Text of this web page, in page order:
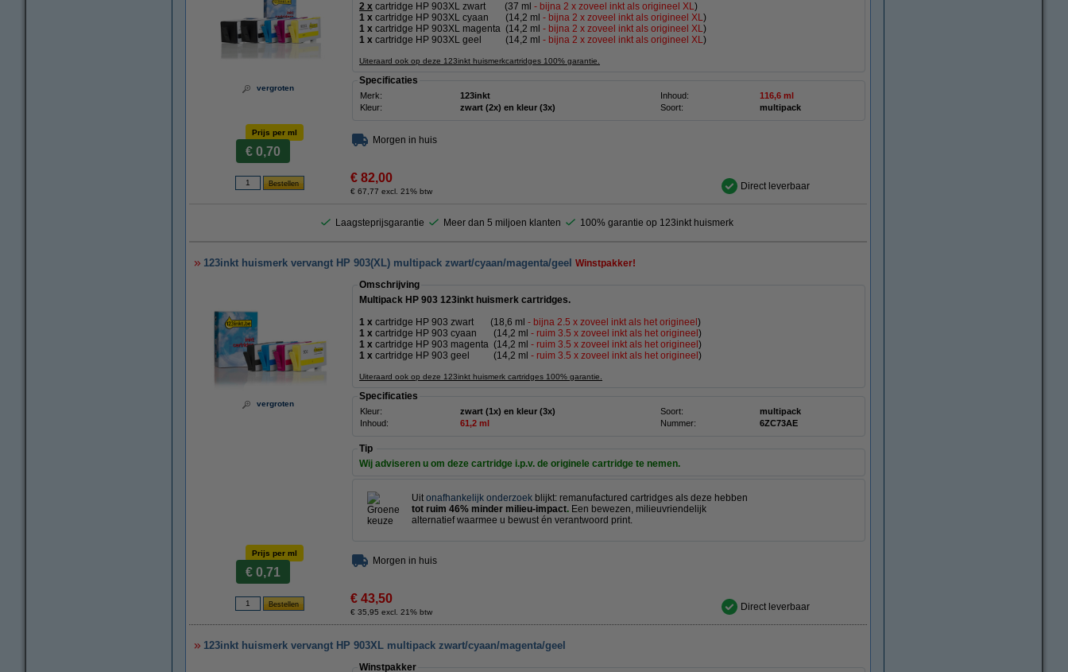
vergroten
2 x cartridge HP 903XL zwart (37 ml - bijna 2 x zoveel inkt als origineel XL)
1 x cartridge HP 903XL cyaan (14,2 ml - bijna 2 x zoveel inkt als origineel XL)
1 x cartridge HP 903XL magenta (14,2 ml - bijna 2 x zoveel inkt als origineel XL)
1 x cartridge HP 903XL geel (14,2 ml - bijna 2 x zoveel inkt als origineel XL)
Uiteraard ook op deze 123inkt huismerkcartridges 100% garantie.
Specificaties
Merk: 123inkt Inhoud:
116,6 ml
Kleur:
zwart (2x) en kleur (3x) Soort: multipack
Prijs per ml
€ 0,70
Morgen in huis
€ 82,00
€ 67,77 excl. 21% btw Direct leverbaar
Laagsteprijsgarantie Meer dan 5 miljoen klanten 100% garantie op 123inkt huismerk
123inkt huismerk vervangt HP 903(XL) multipack zwart/cyaan/magenta/geel Winstpakker!
vergroten
Omschrijving
Multipack HP 903 123inkt huismerk cartridges.
1 x cartridge HP 903 zwart (18,6 ml - bijna 2.5 x zoveel inkt als het origineel )
1 x cartridge HP 903 cyaan (14,2 ml - ruim 3.5 x zoveel inkt als het origineel )
1 x cartridge HP 903 magenta (14,2 ml - ruim 3.5 x zoveel inkt als het origineel )
1 x cartridge HP 903 geel (14,2 ml - ruim 3.5 x zoveel inkt als het origineel )
Uiteraard ook op deze 123inkt huismerk cartridges 100% garantie.
Specificaties
Kleur: zwart (1x) en kleur (3x) Soort:
multipack
Inhoud:
61,2 ml Nummer: 6ZC73AE
Tip
Wij adviseren u om deze cartridge i.p.v. de originele cartridge te nemen.
Uit onafhankelijk onderzoek blijkt: remanufactured cartridges als deze hebben
tot ruim 46% minder milieu-impact. Een bewezen, milieuvriendelijk
alternatief waarmee u bewust én verantwoord print.
Prijs per ml
€ 0,71
Morgen in huis
€ 43,50
€ 35,95 excl. 21% btw Direct leverbaar
123inkt huismerk vervangt HP 903XL multipack zwart/cyaan/magenta/geel
Winstpakker